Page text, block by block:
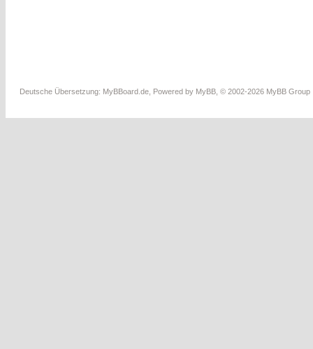
Deutsche Übersetzung: MyBBoard.de , Powered by MyBB , © 2002-2026 MyBB Group